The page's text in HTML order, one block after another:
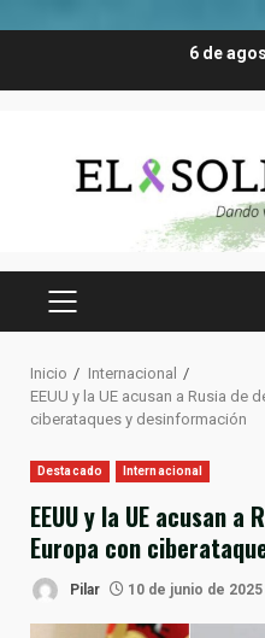
6 de
MENÚ
Inicio
Internacional
EEUU y la UE acusan a Rusia de
ciberataques y desinformación
Destacado Internacional
EEUU y la UE acusan
Europa con
Pilar 10 de junio de 2025